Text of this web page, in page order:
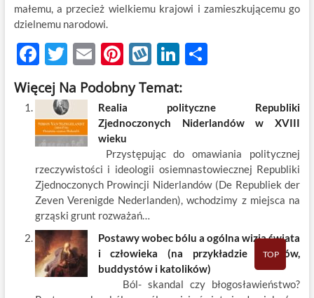
małemu, a przecież wielkiemu krajowi i zamieszkującemu go
dzielnemu narodowi.
F
ac
e
b
o
o
k
T
w
itt
er
E
m
ail
Pi
nt
er
es
t
W
k
o
p
Li
k
e
n
S
ar
e
Więcej Na Podobny Temat:
Realia polityczne Republiki
Zjednoczonych Niderlandów w XVIII
wieku
Przystępując do omawiania politycznej
rzeczywistości i ideologii osiemnastowiecznej Republiki
Zjednoczonych Prowincji Niderlandów (De Republiek der
Zeven Verenigde Nederlanden), wchodzimy z miejsca na
grząski grunt rozważań…
Postawy wobec bólu a ogólna wizja świata
i człowieka (na przykładzie ateistów,
buddystów i katolików)
Ból- skandal czy błogosławieństwo?
TOP